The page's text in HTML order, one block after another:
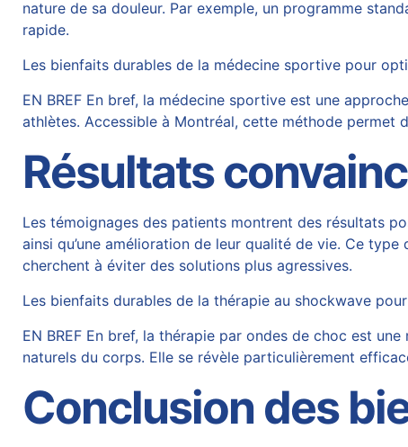
nature de sa douleur. Par exemple, un programme
rapide.
Les bienfaits durables de la médecine sportive pour
EN BREF En bref, la médecine sportive est une
athlètes. Accessible à Montréal, cette méthode permet
Résultats
Les témoignages des patients montrent des résultats
ainsi qu’une amélioration de leur qualité de vie. Ce
cherchent à éviter des solutions plus agressives.
Les bienfaits durables de la thérapie au shockwave
EN BREF En bref, la thérapie par ondes de choc est
naturels du corps. Elle se révèle particulièrement
Conclusion des